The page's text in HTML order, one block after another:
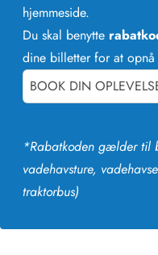
hjemmeside.
Du skal benytte
dine billetter for at
BOOK DIN
*Rabatkoden gælder til
vadehavsture,
traktorbus)